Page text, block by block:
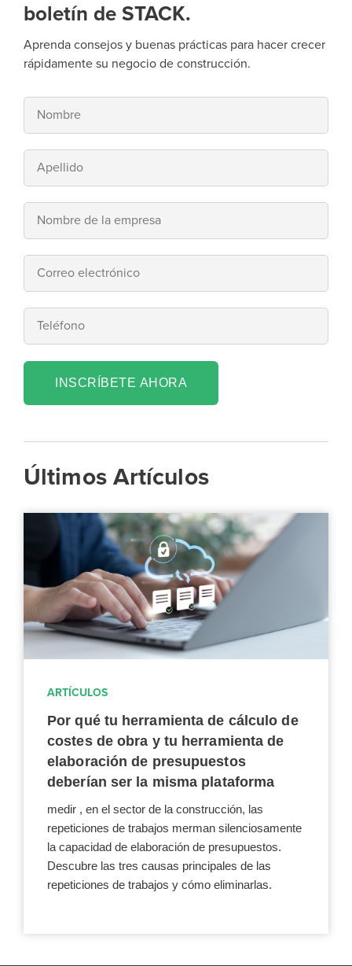
boletín de STACK.
Aprenda consejos y buenas prácticas para hacer crecer
rápidamente su negocio de construcción.
INSCRÍBETE AHORA
Últimos Artículos
ARTÍCULOS
Por qué tu herramienta de cálculo de
costes de obra y tu herramienta de
elaboración de presupuestos
deberían ser la misma plataforma
medir , en el sector de la construcción, las
repeticiones de trabajos merman silenciosamente
la capacidad de elaboración de presupuestos.
Descubre las tres causas principales de las
repeticiones de trabajos y cómo eliminarlas.